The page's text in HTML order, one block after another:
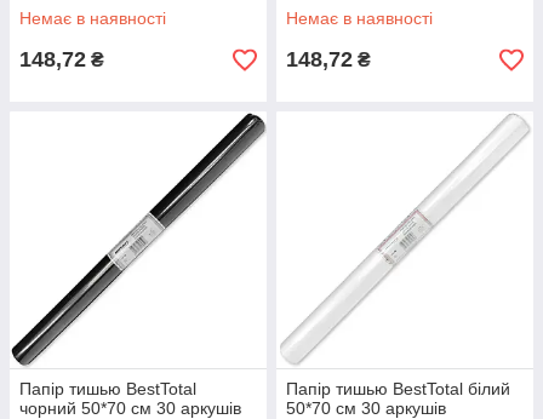
Немає в наявності
148,72 ₴
Немає в наявності
148,72 ₴
Папір тишью BestTotal
чорний 50*70 см 30 аркушів
Папір тишью BestTotal білий
50*70 см 30 аркушів